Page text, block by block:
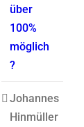
über
100%
möglich
?
Johannes
Hinmüller